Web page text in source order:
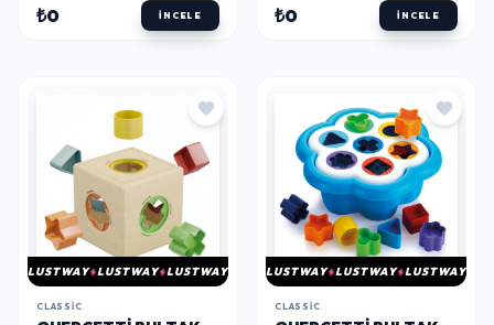
₺0 İNCELE ₺0 İNCELE
LUSTWAY LUSTWAY LUSTWAY
CLASSIC
LUSTWAY LUSTWAY LUSTWAY
CLASSIC